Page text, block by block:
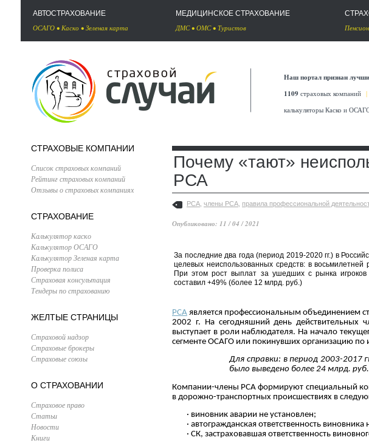
АВТОСТРАХОВАНИЕ
ОСАГО • Каско • Зеленая карта
МЕДИЦИНСКОЕ СТРАХОВАНИЕ
ДМС• ОМС• Туристов
Наш портал признан
1109 страховых компаний |
калькуляторы Каско и
СТРАХОВЫЕ КОМПАНИИ
Список страховых компаний
Рейтинг страховых компаний
Отзывы о страховых компаниях
СТРАХОВАНИЕ
Калькулятор каско
Калькулятор ОСАГО
Калькулятор Зеленая карта
Проверка полиса
Страховая консультация
Тендеры по страхованию
ЖЕЛТЫЕ СТРАНИЦЫ
Страховой надзор
Страховые брокеры
Страховые союзы
О СТРАХОВАНИИ
Страховое право
Статьи
Новости
Книги
Почему «тают»
РСА
РСА члены РСА правила профессиональной
Опубликовано: 11 / 04 / 2021
За последние два года (период 2019-2020 гг.) в
целевых неиспользованных средств: в восьмилетней
При этом рост выплат за ушедших с рынка игроков
составил +49% (более 12 млрд. руб.)
РСА является профессиональным объединением
2002 г. На сегодняшний день действительных
выступает в роли наблюдателя. На начало
сегменте ОСАГО или покинувших организацию
Для справки: в период 2003-2017
было выведено более 24 млрд. руб.
Компании-члены РСА формируют специальный
в дорожно-транспортных происшествиях в
· виновник аварии не установлен;
· автогражданская ответственность
· СК, застраховавшая ответственность